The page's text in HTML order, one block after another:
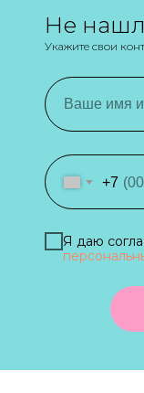
+7
Я даю
Не
Укажите свои